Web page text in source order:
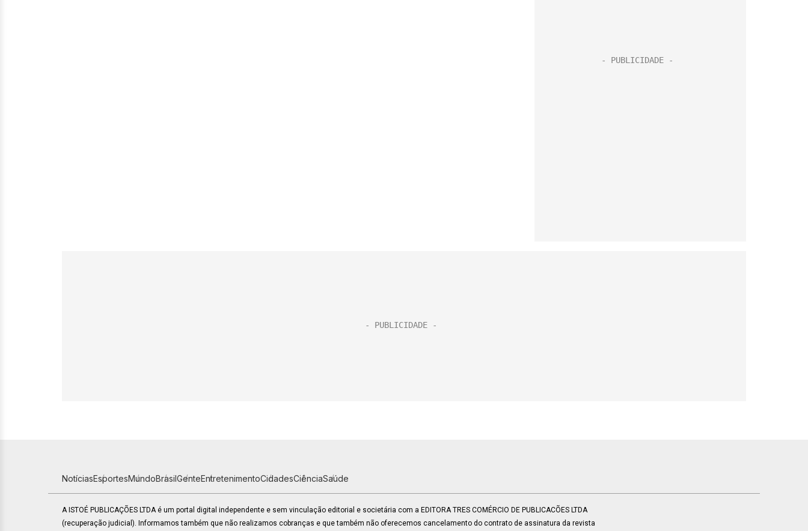
NotíciasEsportesMundoBrasilGenteEntretenimentoCidadesCiênciaSaúde
A ISTOÉ PUBLICAÇÕES LTDA é um portal digital independente e sem vinculação editorial e societária com a EDITORA TRES COMÉRCIO DE PUBLICACÕES LTDA
(recuperação judicial). Informamos também que não realizamos cobranças e que também não oferecemos cancelamento do contrato de assinatura da revista